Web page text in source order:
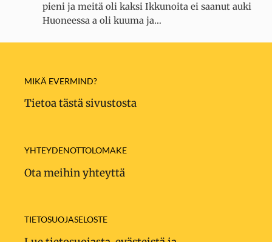
pieni ja meitä oli kaksi Ikkunoita ei saanut auki
Huoneessa a oli kuuma ja…
MIKÄ EVERMIND?
Tietoa tästä sivustosta
YHTEYDENOTTOLOMAKE
Ota meihin yhteyttä
TIETOSUOJASELOSTE